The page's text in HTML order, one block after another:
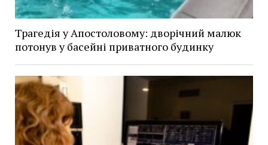
Трагедія у Апостоловому: дворічний малюк
потонув у басейні приватного будинку